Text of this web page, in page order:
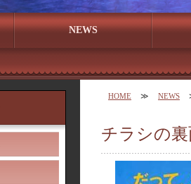
NEWS
HOME ≫ NEWS
チラシの